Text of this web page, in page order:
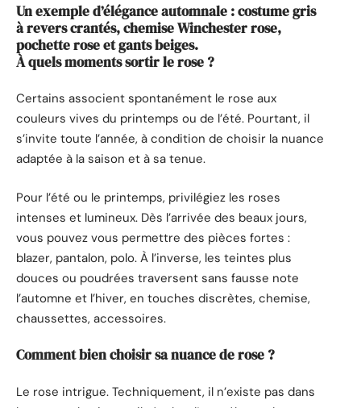
Un exemple d’élégance automnale : costume gris
à revers crantés, chemise Winchester rose,
pochette rose et gants beiges.
À quels moments sortir le rose ?
Certains associent spontanément le rose aux
couleurs vives du printemps ou de l’été. Pourtant, il
s’invite toute l’année, à condition de choisir la nuance
adaptée à la saison et à sa tenue.
Pour l’été ou le printemps, privilégiez les roses
intenses et lumineux. Dès l’arrivée des beaux jours,
vous pouvez vous permettre des pièces fortes :
blazer, pantalon, polo. À l’inverse, les teintes plus
douces ou poudrées traversent sans fausse note
l’automne et l’hiver, en touches discrètes, chemise,
chaussettes, accessoires.
Comment bien choisir sa nuance de rose ?
Le rose intrigue. Techniquement, il n’existe pas dans